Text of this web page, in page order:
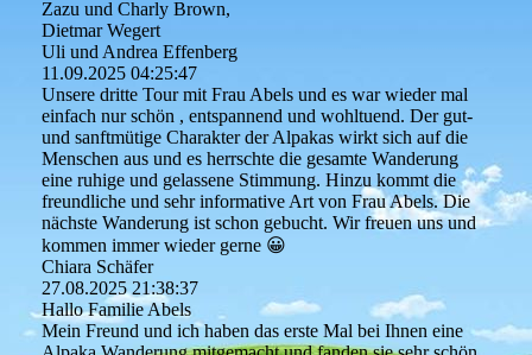
Zazu und Charly Brown,
Dietmar Wegert
Uli und Andrea Effenberg
11.09.2025 04:25:47
Unsere dritte Tour mit Frau Abels und es war wieder mal
einfach nur schön , entspannend und wohltuend. Der gut-
und sanftmütige Charakter der Alpakas wirkt sich auf die
Menschen aus und es herrschte die gesamte Wanderung
eine ruhige und gelassene Stimmung. Hinzu kommt die
freundliche und sehr informative Art von Frau Abels. Die
nächste Wanderung ist schon gebucht. Wir freuen uns und
kommen immer wieder gerne 😀
Chiara Schäfer
27.08.2025 21:38:37
Hallo Familie Abels
Mein Freund und ich haben das erste Mal bei Ihnen eine